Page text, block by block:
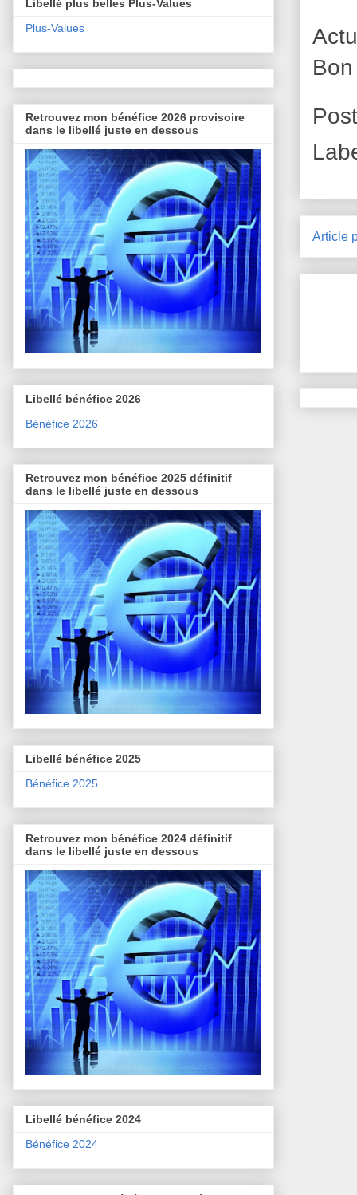
Article
Libellé plus belles Plus-Values
Plus-Values
Retrouvez mon bénéfice 2026 provisoire
dans le libellé juste en dessous
Libellé bénéfice 2026
Bénéfice 2026
Retrouvez mon bénéfice 2025 définitif
dans le libellé juste en dessous
Libellé bénéfice 2025
Bénéfice 2025
Retrouvez mon bénéfice 2024 définitif
dans le libellé juste en dessous
Libellé bénéfice 2024
Bénéfice 2024